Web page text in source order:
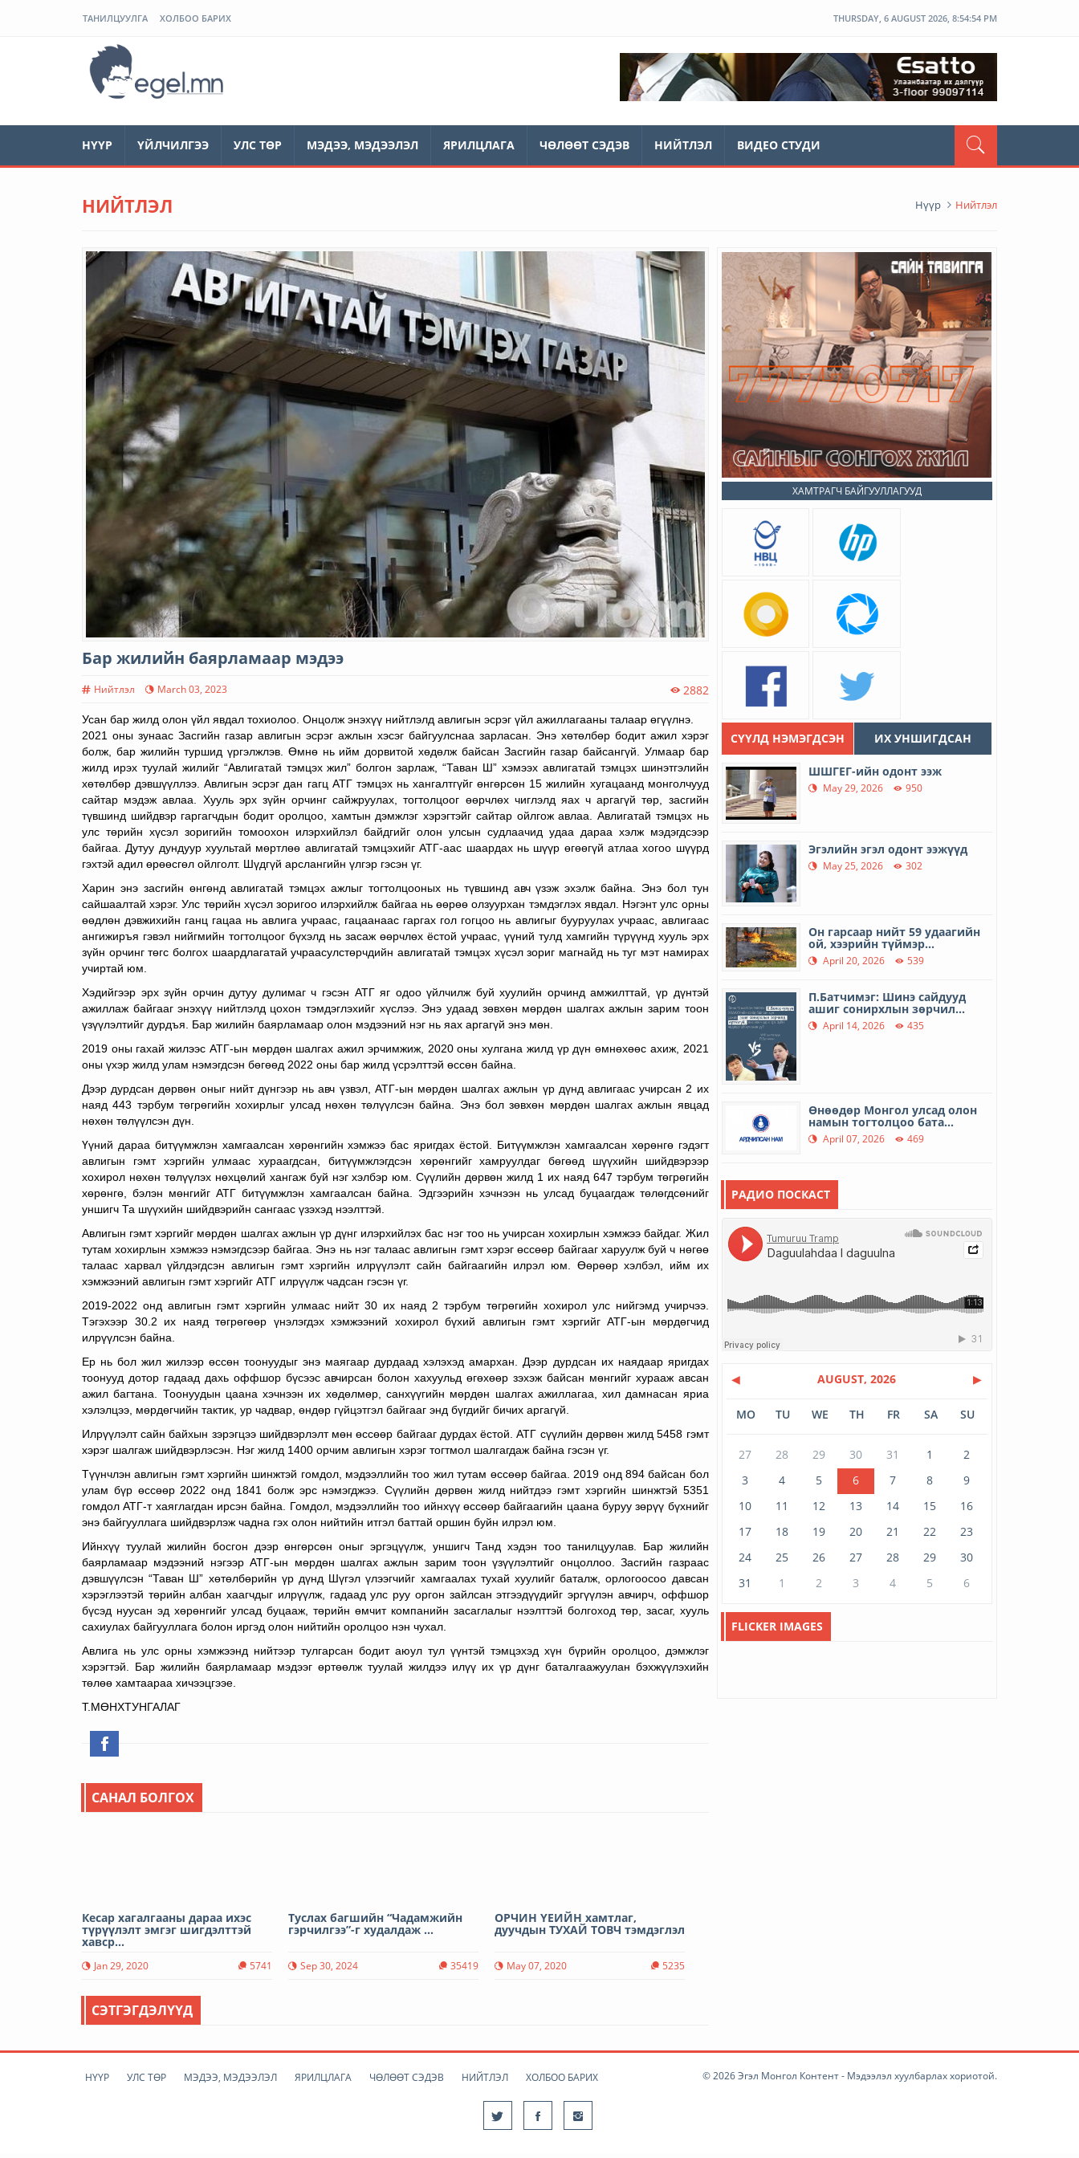
ТАНИЛЦУУЛГА ХОЛБОО БАРИХ THURSDAY, 6 AUGUST 2026, 8:54:55 PM
НҮҮР ҮЙЛЧИЛГЭЭ УЛС ТӨР МЭДЭЭ, МЭДЭЭЛЭЛ ЯРИЛЦЛАГА ЧӨЛӨӨТ СЭДЭВ НИЙТЛЭЛ ВИДЕО СТУДИ
НИЙТЛЭЛ Нүүр Нийтлэл
Бар жилийн баярламаар мэдээ
Нийтлэл March 03, 2023 2882
Усан бар жилд олон үйл явдал тохиолоо. Онцолж энэхүү нийтлэлд авлигын эсрэг үйл ажиллагааны талаар өгүүлнэ.
2021 оны зунаас Засгийн газар авлигын эсрэг ажлын хэсэг байгуулснаа зарласан. Энэ хөтөлбөр бодит ажил хэрэг
болж, бар жилийн туршид үргэлжлэв. Өмнө нь ийм дорвитой хөдөлж байсан Засгийн газар байсангүй. Улмаар бар
жилд ирэх туулай жилийг “Авлигатай тэмцэх жил” болгон зарлаж, “Таван Ш” хэмээх авлигатай тэмцэх шинэтгэлийн
хөтөлбөр дэвшүүллээ. Авлигын эсрэг дан гагц АТГ тэмцэх нь хангалтгүйг өнгөрсөн 15 жилийн хугацаанд монголчууд
сайтар мэдэж авлаа. Хууль эрх зүйн орчинг сайжруулах, тогтолцоог өөрчлөх чиглэлд яах ч аргагүй төр, засгийн
түвшинд шийдвэр гаргагчдын бодит оролцоо, хамтын дэмжлэг хэрэгтэйг сайтар ойлгож авлаа. Авлигатай тэмцэх нь
улс төрийн хүсэл зоригийн томоохон илэрхийлэл байдгийг олон улсын судлаачид удаа дараа хэлж мэдэгдсээр
байгаа. Дутуу дундуур хуультай мөртлөө авлигатай тэмцэхийг АТГ-аас шаардах нь шүүр өгөөгүй атлаа хогоо шүүрд
гэхтэй адил өрөөсгөл ойлголт. Шүдгүй арслангийн үлгэр гэсэн үг.
Харин энэ засгийн өнгөнд авлигатай тэмцэх ажлыг тогтолцооных нь түвшинд авч үзэж эхэлж байна. Энэ бол тун
сайшаалтай хэрэг. Улс төрийн хүсэл зоригоо илэрхийлж байгаа нь өөрөө олзуурхан тэмдэглэх явдал. Нэгэнт улс орны
өөдлөн дэвжихийн ганц гацаа нь авлига учраас, гацаанаас гаргах гол гогцоо нь авлигыг бууруулах учраас, авлигаас
ангижиръя гэвэл нийгмийн тогтолцоог бүхэлд нь засаж өөрчлөх ёстой учраас, үүний тулд хамгийн түрүүнд хууль эрх
зүйн орчинг төгс болгох шаардлагатай учраасулстөрчдийн авлигатай тэмцэх хүсэл зориг магнайд нь туг мэт намирах
учиртай юм.
Хэдийгээр эрх зүйн орчин дутуу дулимаг ч гэсэн АТГ яг одоо үйлчилж буй хуулийн орчинд амжилттай, үр дүнтэй
ажиллаж байгааг энэхүү нийтлэлд цохон тэмдэглэхийг хүслээ. Энэ удаад зөвхөн мөрдөн шалгах ажлын зарим тоон
үзүүлэлтийг дурдъя. Бар жилийн баярламаар олон мэдээний нэг нь яах аргагүй энэ мөн.
2019 оны гахай жилээс АТГ-ын мөрдөн шалгах ажил эрчимжиж, 2020 оны хулгана жилд үр дүн өмнөхөөс ахиж, 2021
оны үхэр жилд улам нэмэгдсэн бөгөөд 2022 оны бар жилд үсрэлттэй өссөн байна.
Дээр дурдсан дөрвөн оныг нийт дүнгээр нь авч үзвэл, АТГ-ын мөрдөн шалгах ажлын үр дүнд авлигаас учирсан 2 их
наяд 443 тэрбум төгрөгийн хохирлыг улсад нөхөн төлүүлсэн байна. Энэ бол зөвхөн мөрдөн шалгах ажлын явцад
нөхөн төлүүлсэн дүн.
Үүний дараа битүүмжлэн хамгаалсан хөрөнгийн хэмжээ бас яригдах ёстой. Битүүмжлэн хамгаалсан хөрөнгө гэдэгт
авлигын гэмт хэргийн улмаас хураагдсан, битүүмжлэгдсэн хөрөнгийг хамруулдаг бөгөөд шүүхийн шийдвэрээр
хохирол нөхөн төлүүлэх нөхцөлий хангаж буй нэг хэлбэр юм. Сүүлийн дөрвөн жилд 1 их наяд 647 тэрбум төгрөгийн
хөрөнгө, бэлэн мөнгийг АТГ битүүмжлэн хамгаалсан байна. Эдгээрийн хэчнээн нь улсад буцаагдаж төлөгдсөнийг
уншигч Та шүүхийн шийдвэрийн сангаас үзэхэд нээлттэй.
Авлигын гэмт хэргийг мөрдөн шалгах ажлын үр дүнг илэрхийлэх бас нэг тоо нь учирсан хохирлын хэмжээ байдаг. Жил
тутам хохирлын хэмжээ нэмэгдсээр байгаа. Энэ нь нэг талаас авлигын гэмт хэрэг өссөөр байгааг харуулж буй ч нөгөө
талаас харвал үйлдэгдсэн авлигын гэмт хэргийн илрүүлэлт сайн байгаагийн илрэл юм. Өөрөөр хэлбэл, ийм их
хэмжээний авлигын гэмт хэргийг АТГ илрүүлж чадсан гэсэн үг.
2019-2022 онд авлигын гэмт хэргийн улмаас нийт 30 их наяд 2 тэрбум төгрөгийн хохирол улс нийгэмд учирчээ.
Тэгэхээр 30.2 их наяд төгрөгөөр үнэлэгдэх хэмжээний хохирол бүхий авлигын гэмт хэргийг АТГ-ын мөрдөгчид
илрүүлсэн байна.
Ер нь бол жил жилээр өссөн тоонуудыг энэ маягаар дурдаад хэлэхэд амархан. Дээр дурдсан их наядаар яригдах
тоонууд дотор гадаад дахь оффшор бүсээс авчирсан болон хахуульд өгөхөөр зэхэж байсан мөнгийг хурааж авсан
ажил багтана. Тоонуудын цаана хэчнээн их хөдөлмөр, санхүүгийн мөрдөн шалгах ажиллагаа, хил дамнасан яриа
хэлэлцээ, мөрдөгчийн тактик, ур чадвар, өндөр гүйцэтгэл байгааг энд бүгдийг бичих аргагүй.
Илрүүлэлт сайн байхын зэрэгцээ шийдвэрлэлт мөн өссөөр байгааг дурдах ёстой. АТГ сүүлийн дөрвөн жилд 5458 гэмт
хэрэг шалгаж шийдвэрлэсэн. Нэг жилд 1400 орчим авлигын хэрэг тогтмол шалгагдаж байна гэсэн үг.
Түүнчлэн авлигын гэмт хэргийн шинжтэй гомдол, мэдээллийн тоо жил тутам өссөөр байгаа. 2019 онд 894 байсан бол
улам бүр өссөөр 2022 онд 1841 болж эрс нэмэгджээ. Сүүлийн дөрвөн жилд нийтдээ гэмт хэргийн шинжтэй 5351
гомдол АТГ-т хаяглагдан ирсэн байна. Гомдол, мэдээллийн тоо ийнхүү өссөөр байгаагийн цаана буруу зөрүү бүхнийг
энэ байгууллага шийдвэрлэж чадна гэх олон нийтийн итгэл баттай оршин буйн илрэл юм.
Ийнхүү туулай жилийн босгон дээр өнгөрсөн оныг эргэцүүлж, уншигч Танд хэдэн тоо танилцуулав. Бар жилийн
баярламаар мэдээний нэгээр АТГ-ын мөрдөн шалгах ажлын зарим тоон үзүүлэлтийг онцоллоо. Засгийн газраас
дэвшүүлсэн “Таван Ш” хөтөлбөрийн үр дүнд Шүгэл үлээгчийг хамгаалах тухай хуулийг баталж, орлогоосоо давсан
хэрэглээтэй төрийн албан хаагчдыг илрүүлж, гадаад улс руу оргон зайлсан этгээдүүдийг эргүүлэн авчирч, оффшор
бүсэд нуусан эд хөрөнгийг улсад буцааж, төрийн өмчит компанийн засаглалыг нээлттэй болгоход төр, засаг, хууль
сахиулах байгууллага болон иргэд олон нийтийн оролцоо нэн чухал.
Авлига нь улс орны хэмжээнд нийтээр тулгарсан бодит аюул тул үүнтэй тэмцэхэд хүн бүрийн оролцоо, дэмжлэг
хэрэгтэй. Бар жилийн баярламаар мэдээг өртөөлж туулай жилдээ илүү их үр дүнг баталгаажуулан бэхжүүлэхийн
төлөө хамтаараа хичээцгээе.
Т.МӨНХТУНГАЛАГ
САНАЛ БОЛГОХ
Кесар хагалгааны дараа ихэс
түрүүлэлт эмгэг шигдэлттэй
хавср...
Jan 29, 2020 5741
Туслах багшийн “Чадамжийн
гэрчилгээ”-г худалдаж ...
Sep 30, 2024 35419
ОРЧИН ҮЕИЙН хамтлаг,
дуучдын ТУХАЙ ТОВЧ тэмдэглэл
May 07, 2020 5235
СЭТГЭГДЭЛҮҮД
ХАМТРАГЧ БАЙГУУЛЛАГУУД
СҮҮЛД НЭМЭГДСЭН ИХ УНШИГДСАН
ШШГЕГ-ийн одонт ээж
May 29, 2026 950
Эгэлийн эгэл одонт ээжүүд
May 25, 2026 302
Он гарсаар нийт 59 удаагийн
ой, хээрийн түймэр...
April 20, 2026 539
П.Батчимэг: Шинэ сайдууд
ашиг сонирхлын зөрчил...
April 14, 2026 435
Өнөөдөр Монгол улсад олон
намын тогтолцоо бата...
April 07, 2026 469
Дэлхийн эрүүл мэндийн өдөр
April 07, 2026
МУГЖ Б.Туяа: Инээд бол аз
жаргал
шөнийн цахилгааны тар...
March 31, 2026 555
12 иргэний амь насыг авран
March 16, 2026 500
МУАЖ Д.Цэрэндарьзав: Гэртээ
харих замыг гэргий...
March 06, 2026
амьжиргааны доод төвшин
March 05, 2026 1114
гал морин жилийн ан...
РАДИО ПОСКАСТ
◀ AUGUST, 2026 ▶
MO TU WE TH FR SA SU
27 28 29 30 31 1
2
3
4 5 6 7 8
9
10
11 12 13 14 15
16
17
18 19 20 21 22
23
24
25 26 27 28 29
30
31
1 2 3 4 5 6
FLICKER IMAGES
НҮҮР УЛС ТӨР МЭДЭЭ, МЭДЭЭЛЭЛ ЯРИЛЦЛАГА ЧӨЛӨӨТ СЭДЭВ НИЙТЛЭЛ ХОЛБОО БАРИХ © 2026 Эгэл Монгол Контент - Мэдээлэл хуулбарлах хориотой.